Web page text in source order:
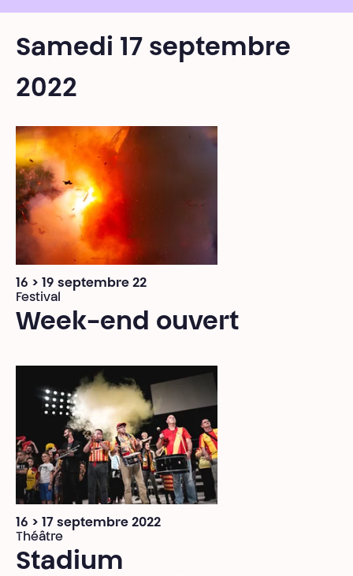
Samedi 17 septembre
2022
16 > 19 septembre 22
Festival
Week-end ouvert
16 > 17 septembre 2022
Théâtre
Stadium